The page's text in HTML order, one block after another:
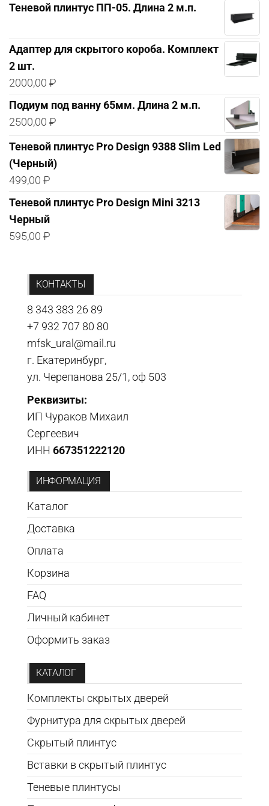
Теневой плинтус ПП-05. Длина 2 м.п.
Адаптер для скрытого короба. Комплект
2 шт.
2000,00 ₽
Подиум под ванну 65мм. Длина 2 м.п.
2500,00 ₽
Теневой плинтус Pro Design 9388 Slim Led
(Черный)
499,00 ₽
Теневой плинтус Pro Design Mini 3213
Черный
595,00 ₽
КОНТАКТЫ
8 343 383 26 89
+7 932 707 80 80
mfsk_ural@mail.ru
г. Екатеринбург,
ул. Черепанова 25/1, оф 503
Реквизиты:
ИП Чураков Михаил
Сергеевич
ИНН 667351222120
ИНФОРМАЦИЯ
Каталог
Доставка
Оплата
Корзина
FAQ
Личный кабинет
Оформить заказ
КАТАЛОГ
Комплекты скрытых дверей
Фурнитура для скрытых дверей
Скрытый плинтус
Вставки в скрытый плинтус
Теневые плинтусы